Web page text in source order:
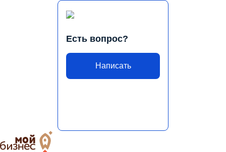
Есть вопрос?
Написать